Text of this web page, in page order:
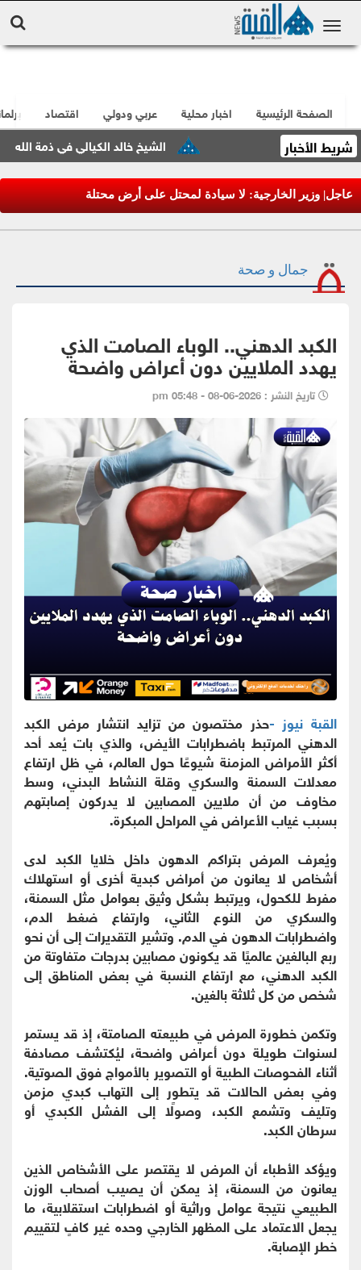
الصفحة الرئيسية اخبار محلية عربي ودولي اقتصاد
شريط الأخبار الشيخ خالد الكيالي في ذمة الله
عاجل| وزير الخارجية: لا سيادة لمحتل على أرض محتلة
جمال و صحة
الكبد الدهني.. الوباء الصامت الذي
يهدد الملايين دون أعراض واضحة
تاريخ النشر : 2026-06-08 - 05:48 pm
القبة نيوز -حذر مختصون من تزايد انتشار مرض الكبد
الدهني المرتبط باضطرابات الأيض، والذي بات يُعد أحد
أكثر الأمراض المزمنة شيوعًا حول العالم، في ظل ارتفاع
معدلات السمنة والسكري وقلة النشاط البدني، وسط
مخاوف من أن ملايين المصابين لا يدركون إصابتهم
بسبب غياب الأعراض في المراحل المبكرة.
ويُعرف المرض بتراكم الدهون داخل خلايا الكبد لدى
أشخاص لا يعانون من أمراض كبدية أخرى أو استهلاك
مفرط للكحول، ويرتبط بشكل وثيق بعوامل مثل السمنة،
والسكري من النوع الثاني، وارتفاع ضغط الدم،
واضطرابات الدهون في الدم. وتشير التقديرات إلى أن نحو
ربع البالغين عالميًا قد يكونون مصابين بدرجات متفاوتة من
الكبد الدهني، مع ارتفاع النسبة في بعض المناطق إلى
شخص من كل ثلاثة بالغين.
وتكمن خطورة المرض في طبيعته الصامتة، إذ قد يستمر
لسنوات طويلة دون أعراض واضحة، ليُكتشف مصادفة
أثناء الفحوصات الطبية أو التصوير بالأمواج فوق الصوتية.
وفي بعض الحالات قد يتطور إلى التهاب كبدي مزمن
وتليف وتشمع الكبد، وصولًا إلى الفشل الكبدي أو
سرطان الكبد.
ويؤكد الأطباء أن المرض لا يقتصر على الأشخاص الذين
يعانون من السمنة، إذ يمكن أن يصيب أصحاب الوزن
الطبيعي نتيجة عوامل وراثية أو اضطرابات استقلابية، ما
يجعل الاعتماد على المظهر الخارجي وحده غير كافٍ لتقييم
خطر الإصابة.